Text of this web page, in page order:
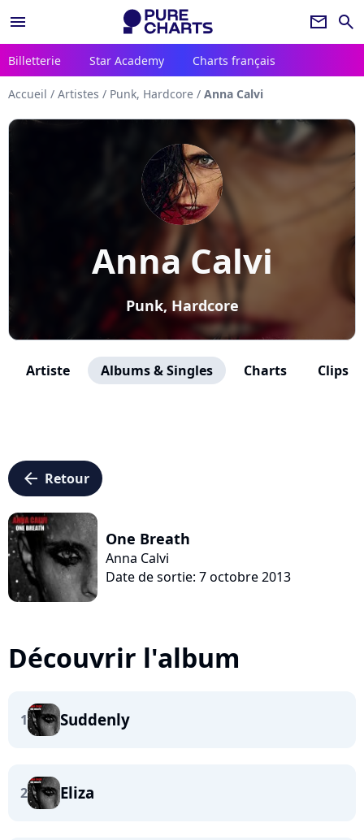
menu newsletter search
Billetterie Star Academy Charts français
Accueil / Artistes / Punk, Hardcore / Anna Calvi
Anna Calvi
Punk, Hardcore
Artiste Albums & Singles Charts Clips
arrow_left Retour
One Breath
Anna Calvi
Date de sortie: 7 octobre 2013
Découvrir l'album
1 Suddenly
2 Eliza